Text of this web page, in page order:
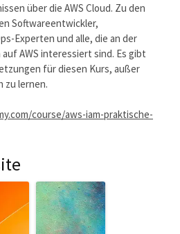
über die AWS Cloud. Zu den
Softwareentwickler,
Experten und alle, die an der
AWS interessiert sind. Es gibt
für diesen Kurs, außer
zu lernen.
course/aws-iam-praktische-